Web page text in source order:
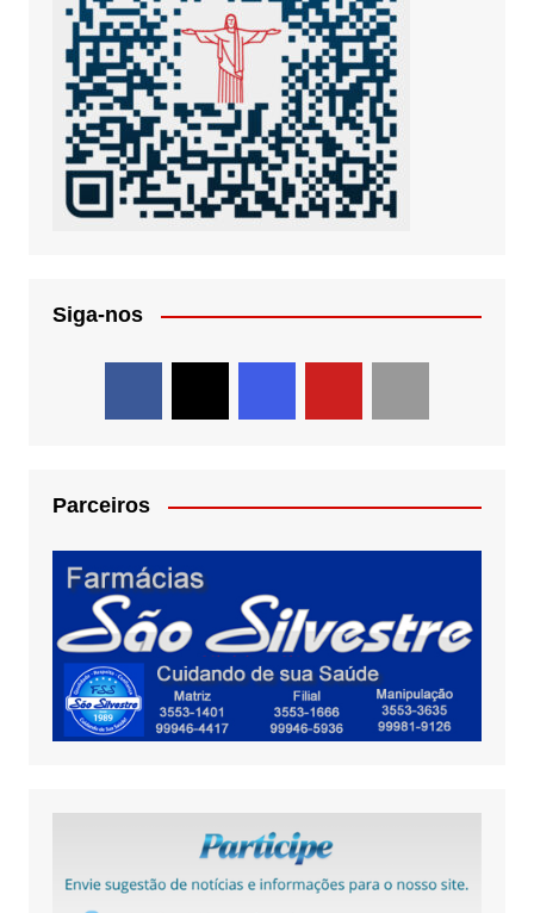
Siga-nos
Parceiros